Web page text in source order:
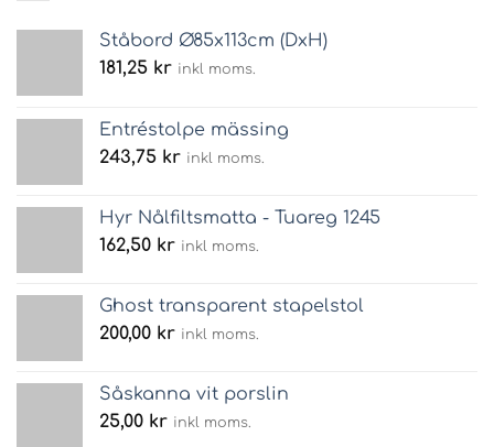
Ståbord Ø85x113cm (DxH)
181,25 kr inkl moms.
Entréstolpe mässing
243,75 kr inkl moms.
Hyr Nålfiltsmatta - Tuareg 1245
162,50 kr inkl moms.
Ghost transparent stapelstol
200,00 kr inkl moms.
Såskanna vit porslin
25,00 kr inkl moms.